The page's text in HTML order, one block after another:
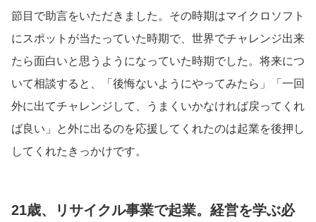
節目で助言をいただきました。その時期はマイクロソフト
にスポットが当たっていた時期で、世界でチャレンジ出来
たら面白いと思うようになっていた時期でした。将来につ
いて相談すると、「後悔ないようにやってみたら」「一回
外に出てチャレンジして、うまくいかなければ戻ってくれ
ば良い」と外に出るのを応援してくれたのは起業を後押し
してくれたきっかけです。
21歳、リサイクル事業で起業。経営を学ぶ必